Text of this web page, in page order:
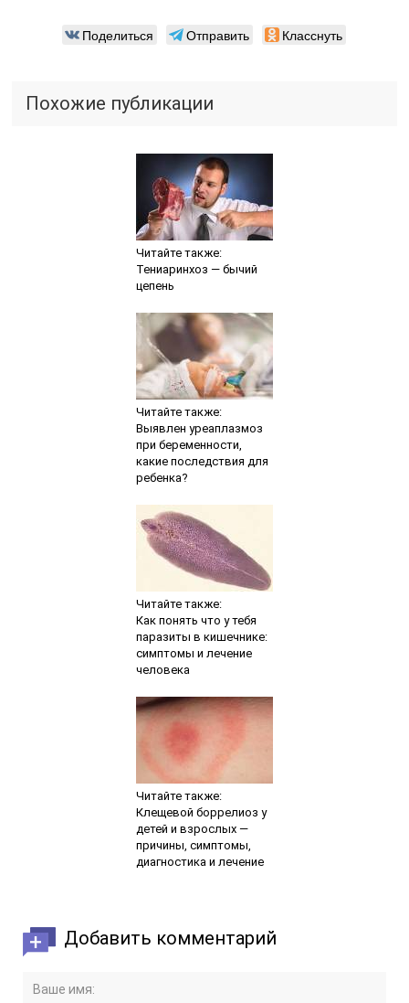
Поделиться Отправить Класснуть
Похожие публикации
Читайте также:
Тениаринхоз — бычий
цепень
Читайте также:
Выявлен уреаплазмоз
при беременности,
какие последствия для
ребенка?
Читайте также:
Как понять что у тебя
паразиты в кишечнике:
симптомы и лечение
человека
Читайте также:
Клещевой боррелиоз у
детей и взрослых —
причины, симптомы,
диагностика и лечение
Добавить комментарий